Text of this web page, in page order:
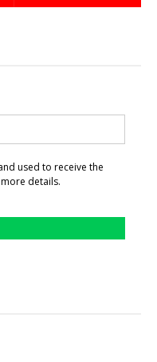
used to receive the
details.